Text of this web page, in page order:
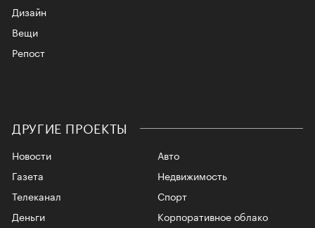
Дизайн
Вещи
Репост
ДРУГИЕ ПРОЕКТЫ
Новости
Газета
Телеканал
Авто
Недвижимость
Спорт
Корпоративное облако
Деньги